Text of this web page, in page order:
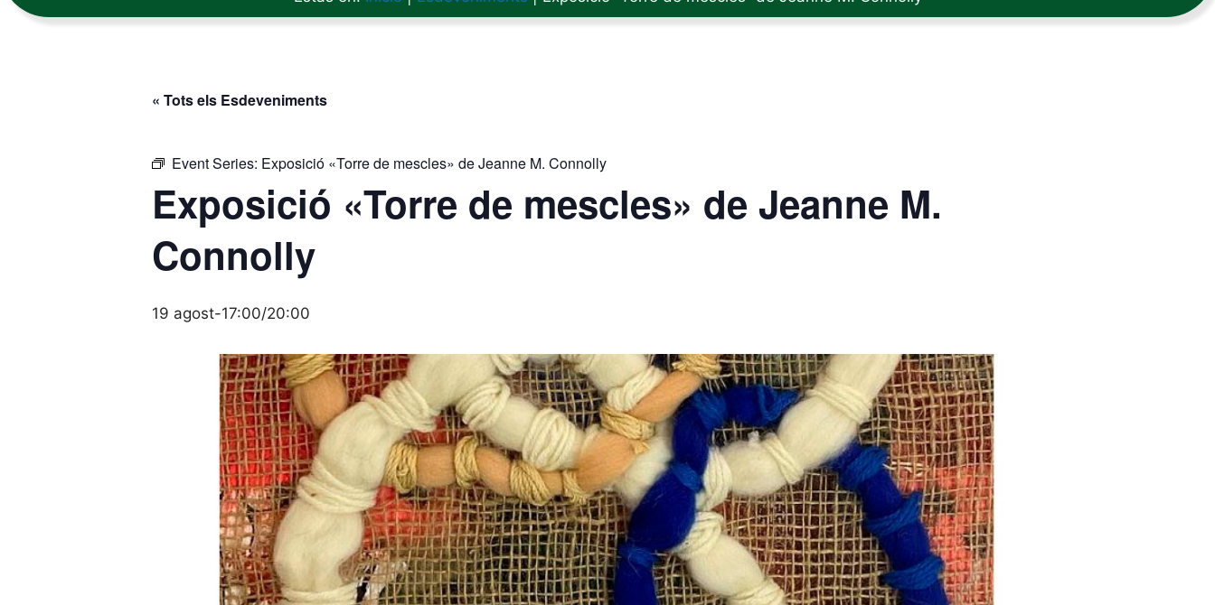
« Tots els Esdeveniments
Event Series: Exposició «Torre de mescles» de Jeanne M. Connolly
Exposició «Torre de mescles» de Jeanne M.
Connolly
19 agost-17:00/20:00